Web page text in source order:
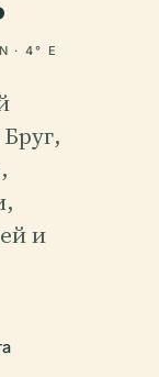
· 4° E
и